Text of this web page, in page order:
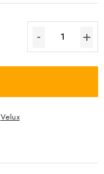
Velux